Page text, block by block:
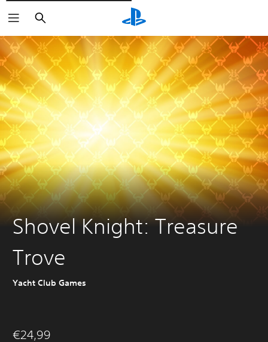
Rechercher
Shovel Knight: Treasure
Trove
Yacht Club Games
€24,99